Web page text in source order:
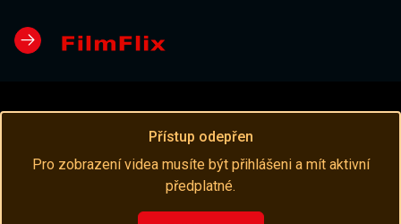
Přístup odepřen
Pro zobrazení videa musíte být přihlášeni a mít aktivní
předplatné.